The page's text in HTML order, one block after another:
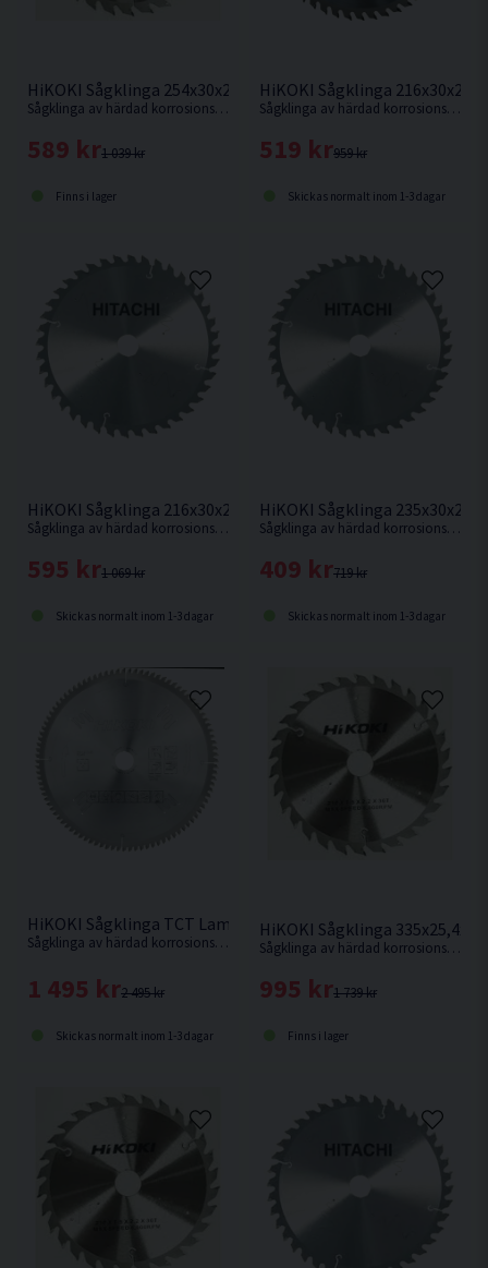
HiKOKI Sågklinga 254x30x2,3mm 40T
Sågklinga av härdad korrosionsbeständigt stål för kapning i hårt och mjukt trä.
1 039 kr
589 kr
Finns i lager
HiKOKI Sågklinga
Sågklinga av härdad korrosionsbeständigt stål för mycket fin sågning i hårt och mjukt trä.
959 kr
519 kr
Skickas normalt inom 1-3 dagar
HiKOKI Sågklinga 216x30x2,3mm 60T
Sågklinga av härdad korrosionsbeständigt stål för mycket fin sågning i hårt och mjukt trä.
1 069 kr
595 kr
Skickas normalt inom 1-3 dagar
HiKOKI Sågklinga
Sågklinga av härdad korrosionsbeständigt stål för kapning i hårt och mjukt trä.
719 kr
409 kr
Skickas normalt inom 1-3 dagar
HiKOKI Sågklinga TCT Laminat Aluminium 305x30x2,8mm
Sågklinga av härdad korrosionsbeständigt stål för sågning i hårda och mjuka träslag och även aluminiumsmaterialer.
2 495 kr
1 495 kr
Skickas normalt inom 1-3 dagar
HiKOKI Sågklinga
Sågklinga av härdad korrosionsbeständigt stål för sågning i hårda och mjuka träslag.
1 739 kr
995 kr
Finns i lager